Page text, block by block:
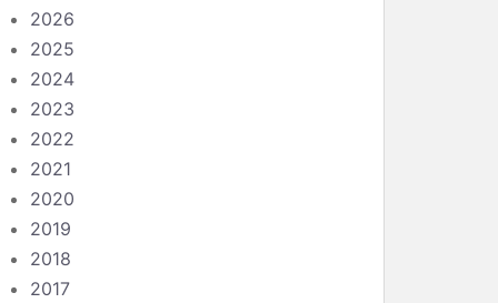
2026
2025
2024
2023
2022
2021
2020
2019
2018
2017